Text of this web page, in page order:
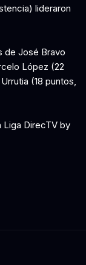
lideraron
de José Bravo
López (22
(18 puntos,
Liga DirecTV by